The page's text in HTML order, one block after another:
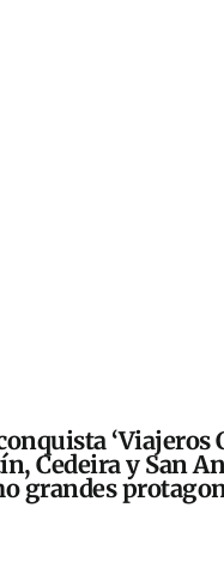
‘Viajeros
Cedeira y San
grandes